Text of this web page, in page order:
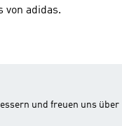
von adidas.
und freuen uns über